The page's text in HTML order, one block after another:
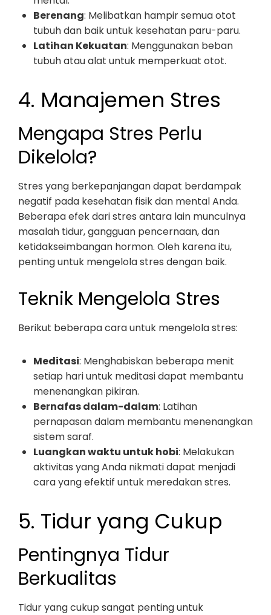
Berenang: Melibatkan hampir semua otot
tubuh dan baik untuk kesehatan paru-paru.
Latihan Kekuatan: Menggunakan beban
tubuh atau alat untuk memperkuat otot.
4. Manajemen Stres
Mengapa Stres Perlu
Dikelola?
Stres yang berkepanjangan dapat berdampak
negatif pada kesehatan fisik dan mental Anda.
Beberapa efek dari stres antara lain munculnya
masalah tidur, gangguan pencernaan, dan
ketidakseimbangan hormon. Oleh karena itu,
penting untuk mengelola stres dengan baik.
Teknik Mengelola Stres
Berikut beberapa cara untuk mengelola stres:
Meditasi: Menghabiskan beberapa menit
setiap hari untuk meditasi dapat membantu
menenangkan pikiran.
Bernafas dalam-dalam: Latihan
pernapasan dalam membantu menenangkan
sistem saraf.
Luangkan waktu untuk hobi: Melakukan
aktivitas yang Anda nikmati dapat menjadi
cara yang efektif untuk meredakan stres.
5. Tidur yang Cukup
Pentingnya Tidur
Berkualitas
Tidur yang cukup sangat penting untuk